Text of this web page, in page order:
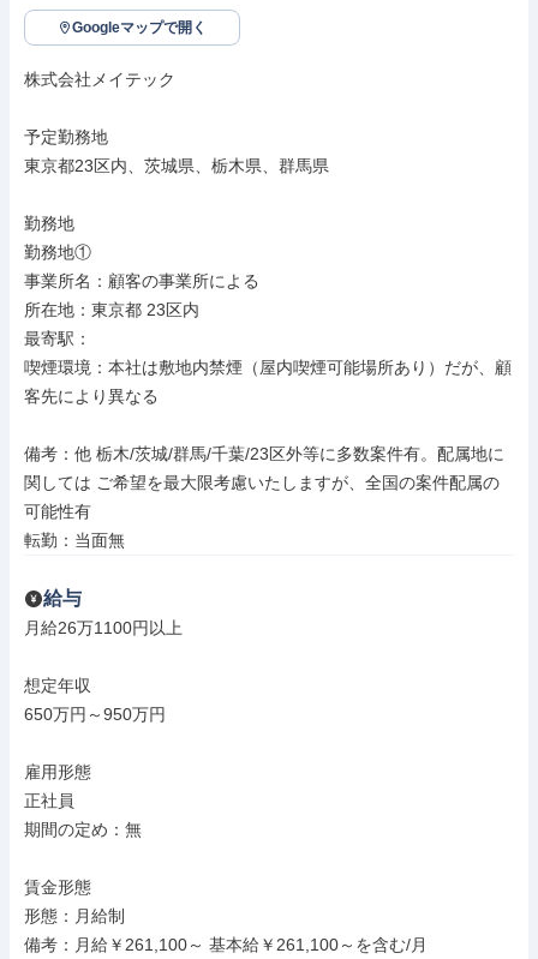
Googleマップで開く
株式会社メイテック
予定勤務地
東京都23区内、茨城県、栃木県、群馬県
勤務地
勤務地①
事業所名：顧客の事業所による
所在地：東京都 23区内
最寄駅：
喫煙環境：本社は敷地内禁煙（屋内喫煙可能場所あり）だが、顧
客先により異なる
備考：他 栃木/茨城/群馬/千葉/23区外等に多数案件有。配属地に
関しては ご希望を最大限考慮いたしますが、全国の案件配属の
可能性有
転勤：当面無
給与
月給26万1100円以上
想定年収
650万円～950万円
雇用形態
正社員
期間の定め：無
賃金形態
形態：月給制
備考：月給￥261,100～ 基本給￥261,100～を含む/月